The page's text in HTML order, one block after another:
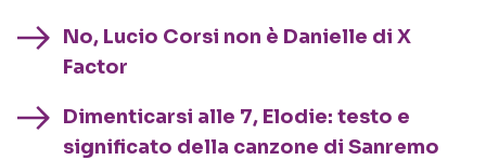
No, Lucio Corsi non è Danielle di X
Factor
Dimenticarsi alle 7, Elodie: testo e
significato della canzone di Sanremo